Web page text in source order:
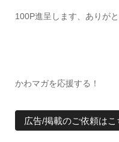
100P進呈します、ありが
かわマガを応援する！
広告/掲載のご依頼はこ